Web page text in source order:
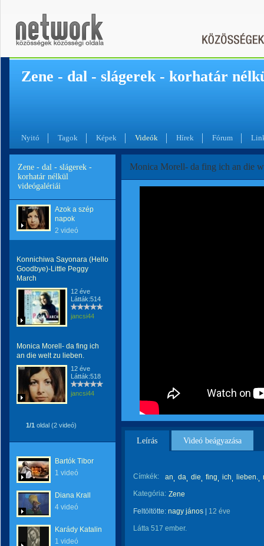
Zene - dal - slágerek - korhatár
Nyitó Tagok Képek Videók Hírek Fórum
Zene - dal - slágerek -
korhatár nélkül
videógalériái
Azok a szép
napok
2 videó
Konnichiwa Sayonara (Hello
Goodbye)-Little Peggy
March
12 éve
Látták:514
jancsi44
Monica Morell- da fing ich
an die welt zu lieben.
12 éve
Látták:518
jancsi44
1/1 oldal (2 videó)
Bartók Tibor
1 videó
Diana Krall
4 videó
Karády Katalin
1 videó
Monica Morell- da fing ich an die
Leírás Videó beágyazása
Címkék: an da die fing ich lieben.
Kategória: Zene
Feltöltötte: nagy jános 12 éve
Látta 517 ember.